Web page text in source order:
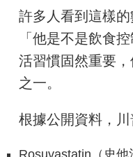
許多人看到這樣的
「他是不是飲食
活習慣固然重要
之一。
根據公開資料，川